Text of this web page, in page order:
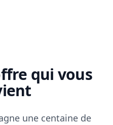
qui vous
une centaine de